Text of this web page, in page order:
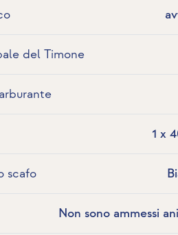
del Timone
1 x
scafo
Non sono ammessi